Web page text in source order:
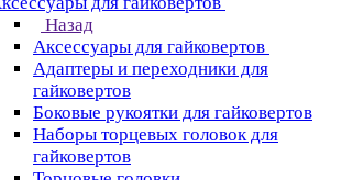
Назад
Аксессуары для гайковертов
Адаптеры и переходники для
гайковертов
Боковые рукоятки для гайковертов
Наборы торцевых головок для
гайковертов